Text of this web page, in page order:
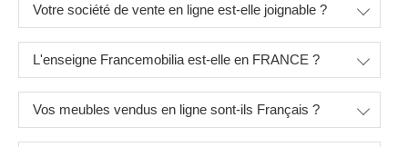
Votre société de vente en ligne est-elle joignable ?
L'enseigne Francemobilia est-elle en FRANCE ?
Vos meubles vendus en ligne sont-ils Français ?